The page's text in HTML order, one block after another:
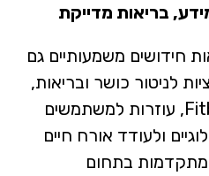
בריאות מדייקת
חידושים משמעותיים גם
לניטור כושר ובריאות,
כמו Apple Health ו-Fitbit, עוזרות למשתמשים
ולעודד אורח חיים
מתקדמות בתחום